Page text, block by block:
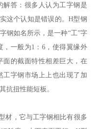
解答：很多人认为工字钢是
这个认知是错误的。H型钢
钢如名所示，是一种“工”字
一般为1：6，使得翼缘外
面的截面特性相差巨大，在
工字钢市场上上也出现了加
抗扭性能短板。
材，它与工字钢相比有很多